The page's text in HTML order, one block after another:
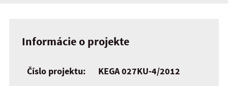
Informácie o projekte
Číslo projektu:
KEGA 027KU-4/2012